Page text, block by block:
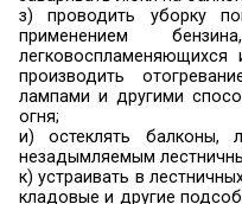
Правил).
1.3.3. На объекте
инструкции
о порядке
случай
время,
менее 1 фонаря